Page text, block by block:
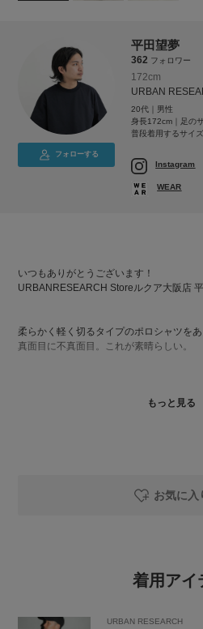
フォローする
平田望夢
362 フォロワー
172cm
URBAN
20代｜男性
身長172cm｜足の
普段着用するサイズ
Instagram
WEAR
いつもありがとうございます！
URBANRESEARCH Storeルクア大阪店 平
柔らかく軽く切るタイプのポロシャツをあ
真面目に不真面目。これが素晴らしい。
○閲覧いただきありがとうございます！○
もっと見る
お気に入
着用アイ
URBAN RESEARCH